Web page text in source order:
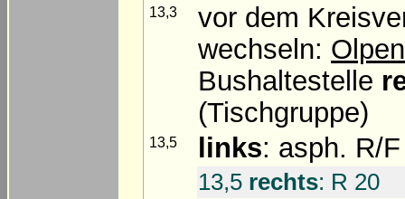
13,3
vor dem
wechseln:
Bushaltestelle
(Tischgruppe)
13,5 links: asph. R/F
13,5 rechts: R 20